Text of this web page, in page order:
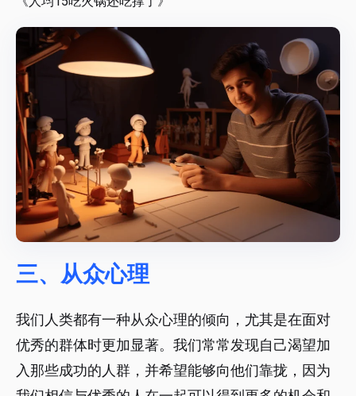
三、从众心理
我们人类都有一种从众心理的倾向，尤其是在面对
优秀的群体时更加显著。我们常常发现自己渴望加
入那些成功的人群，并希望能够向他们靠拢，因为